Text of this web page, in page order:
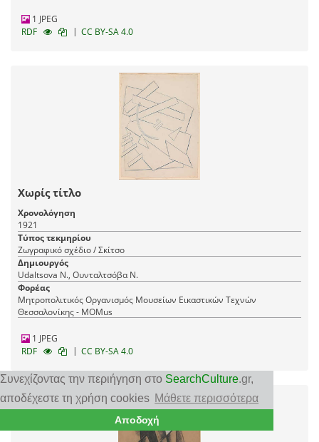
Συνεχίζοντας την περιήγηση στο SearchCulture.gr,
αποδέχεστε τη χρήση cookies Μάθετε περισσότερα
Αποδοχή
1 JPEG
RDF
| CC BY-SA 4.0
Χωρίς τίτλο
Χρονολόγηση
1921
Τύπος τεκμηρίου
Ζωγραφικό σχέδιο / Σκίτσο
Δημιουργός
Udaltsova N., Ουνταλτσόβα Ν.
Φορέας
Μητροπολιτικός Οργανισμός Μουσείων Εικαστικών Τεχνών
Θεσσαλονίκης - MOMus
1 JPEG
RDF
| CC BY-SA 4.0